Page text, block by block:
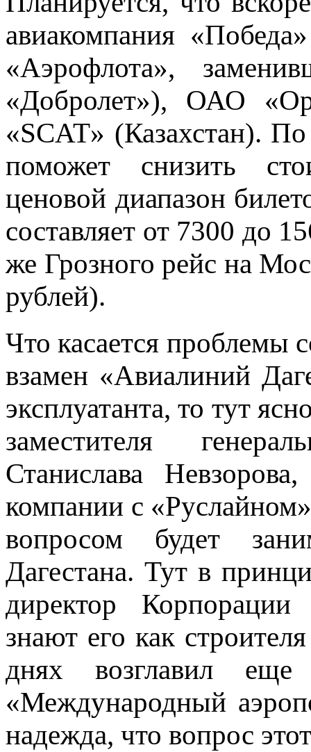
авиакомпания
«Аэрофлота»,
«Добролет»), ОАО
«SCAT» (Казахстан).
поможет снизить
ценовой диапазон
составляет от 7300 до
же Грозного рейс на
рублей).
Что касается проблемы
взамен «Авиалиний
эксплуатанта, то тут
заместителя
Станислава
компании с
вопросом будет
Дагестана. Тут в
директор
знают его как
днях возглавил
«Международный
надежда, что вопрос